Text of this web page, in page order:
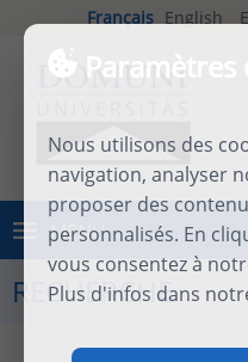
Nous utilisons des
navigation, analyser
proposer des
personnalisés. En
vous consentez à
Plus d'infos dans
Français English
MENU
RECHERCHE